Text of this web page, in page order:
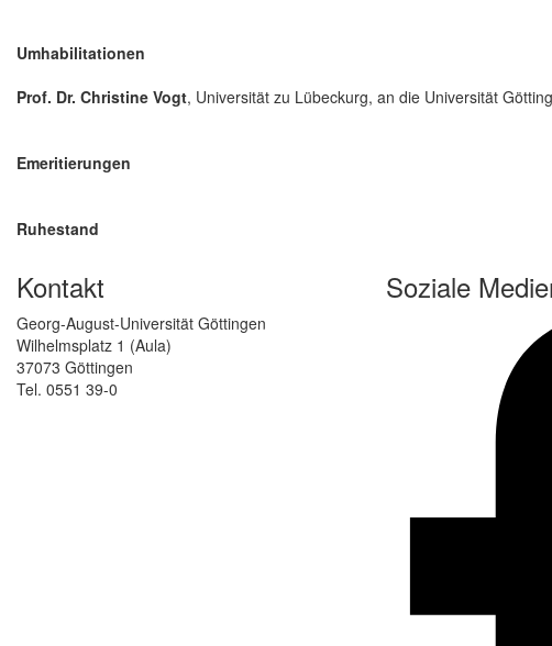
Umhabilitationen
Prof. Dr. Christine Vogt, Universität zu Lübeckurg, an die Universität
Emeritierungen
Ruhestand
Kontakt
Georg-August-Universität Göttingen
Wilhelmsplatz 1 (Aula)
37073 Göttingen
Tel. 0551 39-0
Soziale